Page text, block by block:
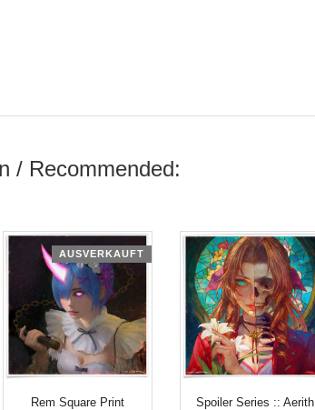
/ Recommended:
AUSVERKAUFT
Rem Square Print
Spoiler Series :: Aerith